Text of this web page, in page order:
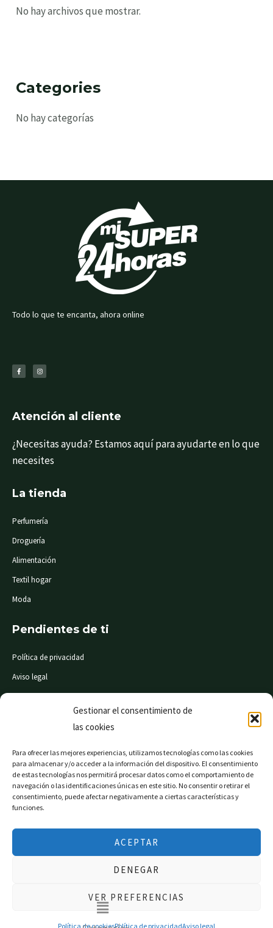
Gestionar el consentimiento de
las cookies
Para ofrecer las mejores experiencias, utilizamos tecnologías como las cookies
para almacenar y/o acceder a la información del dispositivo. El consentimiento
de estas tecnologías nos permitirá procesar datos como el comportamiento de
navegación o las identificaciones únicas en este sitio. No consentir o retirar el
consentimiento, puede afectar negativamente a ciertas características y
funciones.
ACEPTAR
DENEGAR
VER PREFERENCIAS
Política de cookiesPolítica de privacidadAviso legal
No hay archivos que mostrar.
Categories
No hay categorías
Todo lo que te encanta, ahora online
c
e
b
s
t
a
Atención al cliente
¿Necesitas ayuda? Estamos aquí para ayudarte en lo que
necesites
La tienda
Perfumería
Droguería
Alimentación
Textil hogar
Moda
Pendientes de ti
Política de privacidad
Aviso legal
Condiciones de compra
© Mi Súper 24 horas. Todos los derechos reservados
Página web financiada por el Programa KIT Digital. Plan
Main
Habituales